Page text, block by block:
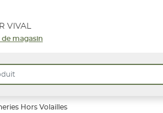
VIVAL
de magasin
Hors Volailles